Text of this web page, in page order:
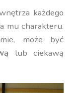
każdego
mu charakteru.
może być
lub ciekawą